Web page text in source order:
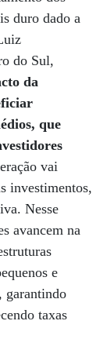
duro dado a
do Sul,
da
que
vai
investimentos,
Nesse
avancem na
e
garantindo
taxas